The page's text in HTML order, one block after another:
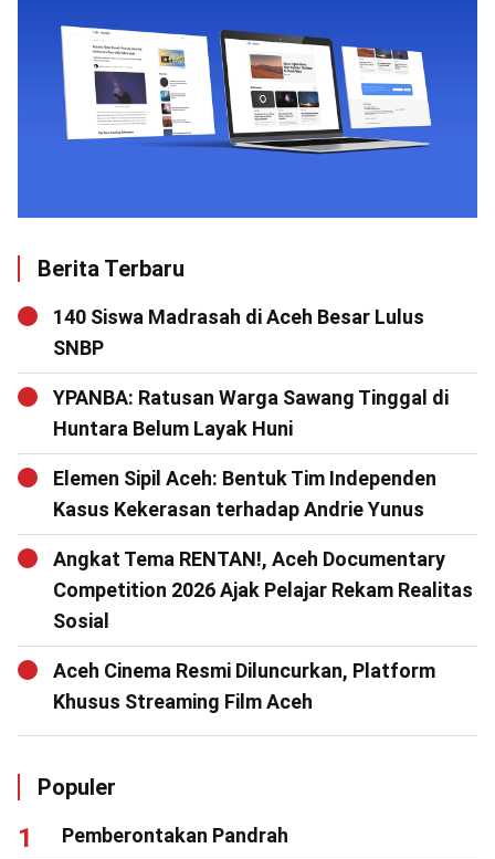
Berita Terbaru
140 Siswa Madrasah di Aceh Besar Lulus
SNBP
YPANBA: Ratusan Warga Sawang Tinggal di
Huntara Belum Layak Huni
Elemen Sipil Aceh: Bentuk Tim Independen
Kasus Kekerasan terhadap Andrie Yunus
Angkat Tema RENTAN!, Aceh Documentary
Competition 2026 Ajak Pelajar Rekam Realitas
Sosial
Aceh Cinema Resmi Diluncurkan, Platform
Khusus Streaming Film Aceh
Populer
Pemberontakan Pandrah